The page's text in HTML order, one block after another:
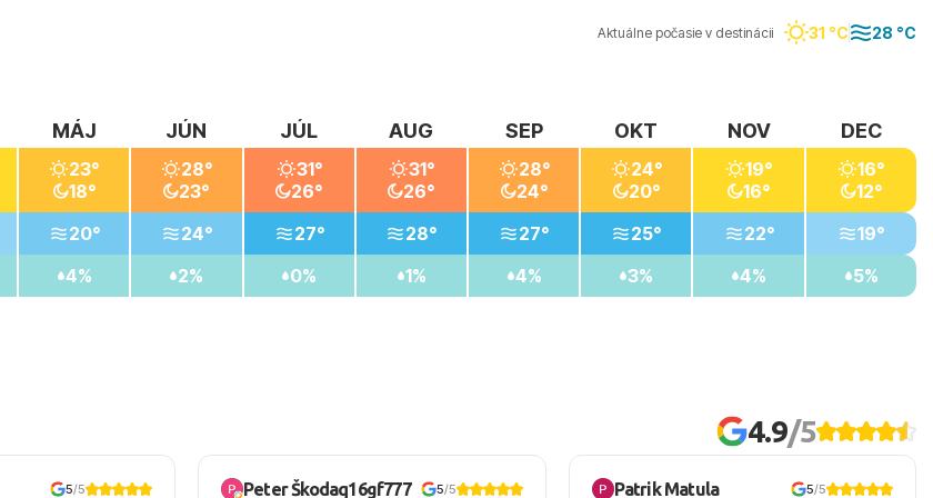
Aktuálne počasie v destinácii 31 °C 28 °C
MÁJ
23°
18°
20°
4%
JÚN
28°
23°
24°
2%
JÚL
31°
26°
27°
0%
AUG
31°
26°
28°
1%
SEP
28°
24°
27°
4%
OKT
24°
20°
25°
3%
NOV
19°
16°
22°
4%
DEC
16°
12°
19°
5%
4.9/5
5/5 Peter Škodaq16gf777 5/5 Patrik Matula 5/5